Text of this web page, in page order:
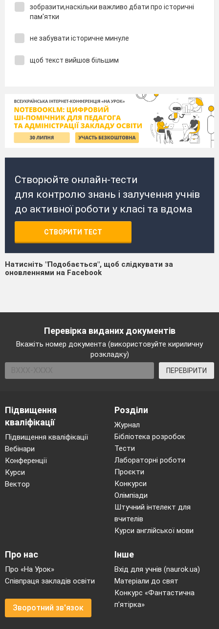
зобразити,наскільки важливо дбати про історичні
пам'ятки
не забувати історичне минуле
щоб текст вийшов більшим
Створюйте онлайн-тести
для контролю знань і залучення учнів
до активної роботи у класі та вдома
СТВОРИТИ ТЕСТ
Натисніть "Подобається", щоб слідкувати за
оновленнями на Facebook
Перевірка виданих документів
Вкажіть номер документа (використовуйте кириличну
розкладку)
ПЕРЕВІРИТИ
Підвищення
кваліфікації
Підвищення кваліфікації
Вебінари
Конференції
Курси
Вектор
Розділи
Журнал
Бібліотека розробок
Тести
Лабораторні роботи
Проєкти
Конкурси
Олімпіади
Штучний інтелект для
вчителів
Курси англійської мови
Про нас
Про «На Урок»
Співпраця закладів освіти
Зворотний зв'язок
Інше
Вхід для учнів (naurok.ua)
Матеріали до свят
Конкурс «Фантастична
п’ятірка»